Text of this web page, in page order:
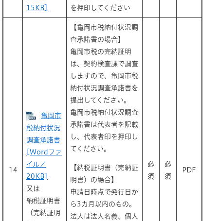
15KB]
を押印してください
14
亀岡市
税納付状況
調査承諾書
[Wordファ
イル／
20KB]
又は
納税証明書
（完納証明
【亀岡市税納付状況調
査承諾書の場合】
亀岡市税の完納証明
は、契約検査課で調査
しますので、亀岡市税
納付状況調査承諾書を
提出してください。
亀岡市税納付状況調査
承諾書は代表者を記載
し、代表者印を押印し
てください。
【納税証明書（完納証
明書）の場合】
申請日時点で発行日か
ら3カ月以内のもの。
法人は法人名義、個人
必
須
必
須
PDF